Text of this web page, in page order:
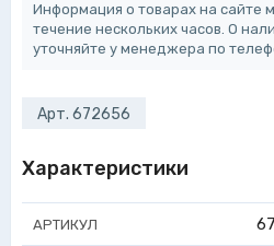
Информация о товарах на сайте
течение нескольких часов. О
уточняйте у менеджера по
Арт. 672656
Характеристики
АРТИКУЛ